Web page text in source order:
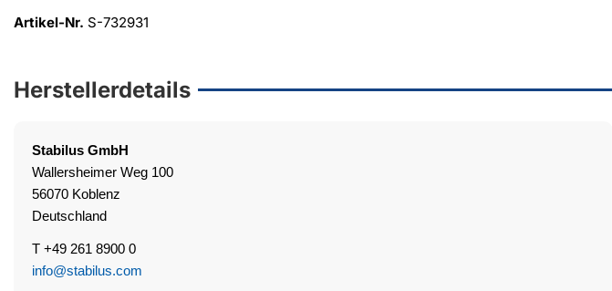
Artikel-Nr. S-732931
Herstellerdetails
Stabilus GmbH
Wallersheimer Weg 100
56070 Koblenz
Deutschland
T +49 261 8900 0
info@stabilus.com